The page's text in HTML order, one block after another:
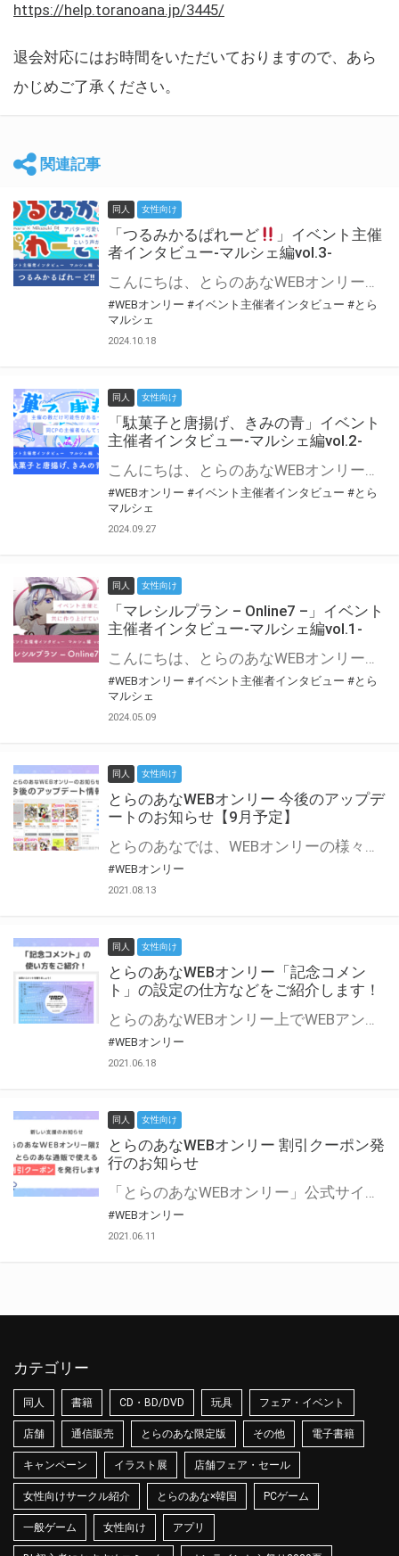
https://help.toranoana.jp/3445/
退会対応にはお時間をいただいておりますので、あら
かじめご了承ください。
関連記事
同人 女性向け
「つるみかるぱれーど
」イベント主催
者インタビュー-マルシェ編vol.3-
こんにちは、とらのあなWEBオンリー運営スタッフです。 新たにお届けする、イベント主催者インタビュー-マルシェ編-は、 とらのあなWEBオンリー「マルシェ」をご利用した主催様に 「マルシェ」を使って開催した感想や心がけをお聞きする企画です。 今回は、WEBオンリー初開催「つるみかるぱれーど
#WEBオンリー #イベント主催者インタビュー #とら
マルシェ
2024.10.18
同人 女性向け
「駄菓子と唐揚げ、きみの青」イベント
主催者インタビュー-マルシェ編vol.2-
こんにちは、とらのあなWEBオンリー運営スタッフです。 新たにお届けする、イベント主催者インタビュー-マルシェ編-は、 とらのあなWEBオンリー「マルシェ」をご利用の主催様に 「マルシェ」を使ってイベントを開催した感想や心がけをお聞きする企画です。 今回は、WEBオンリー初開催「駄菓子と唐揚げ、きみの青」より、 主催のぎこ六屋様にお話を伺いました。 協力：ぎこ六屋様／イベント公式Twitter（@krkgwks） とらのあなWEBオンリー「マルシェ」とは？ WEBオンリーでリアルタイムでコミュニケーションがとれるオンライン会場です。
#WEBオンリー #イベント主催者インタビュー #とら
マルシェ
2024.09.27
同人 女性向け
「マレシルプラン – Online7 –」イベント
主催者インタビュー-マルシェ編vol.1-
こんにちは、とらのあなWEBオンリー運営スタッフです。 新たにお届けする、イベント主催者インタビュー-マルシェ編-は、 とらのあなWEBオンリー「マルシェ」をご利用した主催様に 「マルシェ」を使って開催した感想や心がけをお聞きする企画です。 今回は、WEBオンリー開催7回目迎えた「マレシルプラン – Online7 –」より、 主催の玉川うた様にお話を伺いました。 ▼マレシルプランのインタビュー前回記事 「イベント主催者インタビュー vol.6」はこちら 協力：玉川うた様（マレシルプラン実行委員会 代表）／イベント公式Twitter（@mallesil_plan） とらのあなWEBオンリー「マルシェ」とは？ WEBオンリーでリアルタイムでコミュニケーションがとれるオンライン会場です。
#WEBオンリー #イベント主催者インタビュー #とら
マルシェ
2024.05.09
同人 女性向け
とらのあなWEBオンリー 今後のアップデ
ートのお知らせ【9月予定】
とらのあなでは、WEBオンリーの様々な支援を実施しています。 今回は2021年9月に実装を予定しているアップデート情報についてご紹介いたします。 とらのあなWEBオンリーサイトはこちら
#WEBオンリー
2021.08.13
同人 女性向け
とらのあなWEBオンリー「記念コメン
ト」の設定の仕方などをご紹介します！
とらのあなWEBオンリー上でWEBアンソロジーが作成できる「記念コメント」について、その使い方や作成手順を解説します！ 支援タイプを「サークル参加型」「サークル参加型・マルシェ(イベント会場)機能付き」でお申し込みいただいている主催者様はぜひご活用ください♪ とらのあなWEBオンリーサイトはこちら
#WEBオンリー
2021.06.18
同人 女性向け
とらのあなWEBオンリー 割引クーポン発
行のお知らせ
「とらのあなWEBオンリー」公式サイトでとらのあな通販の「割引クーポン」を配布中！ イベントごとに開催当日限定で使える割引クーポンのシリアルコードを発行します。 とらのあなWEBオンリーのページをチェックして、イベント当日にお得にお買い物を楽しみましょう♪ ※本キャンペーンは予告なく終了する場合がございます。 とらのあなWEBオンリーサイトはこちら
#WEBオンリー
2021.06.11
カテゴリー
同人 書籍 CD・BD/DVD 玩具 フェア・イベント
店舗 通信販売 とらのあな限定版 その他 電子書籍
キャンペーン イラスト展 店舗フェア・セール
女性向けサークル紹介 とらのあな×韓国 PCゲーム
一般ゲーム 女性向け アプリ